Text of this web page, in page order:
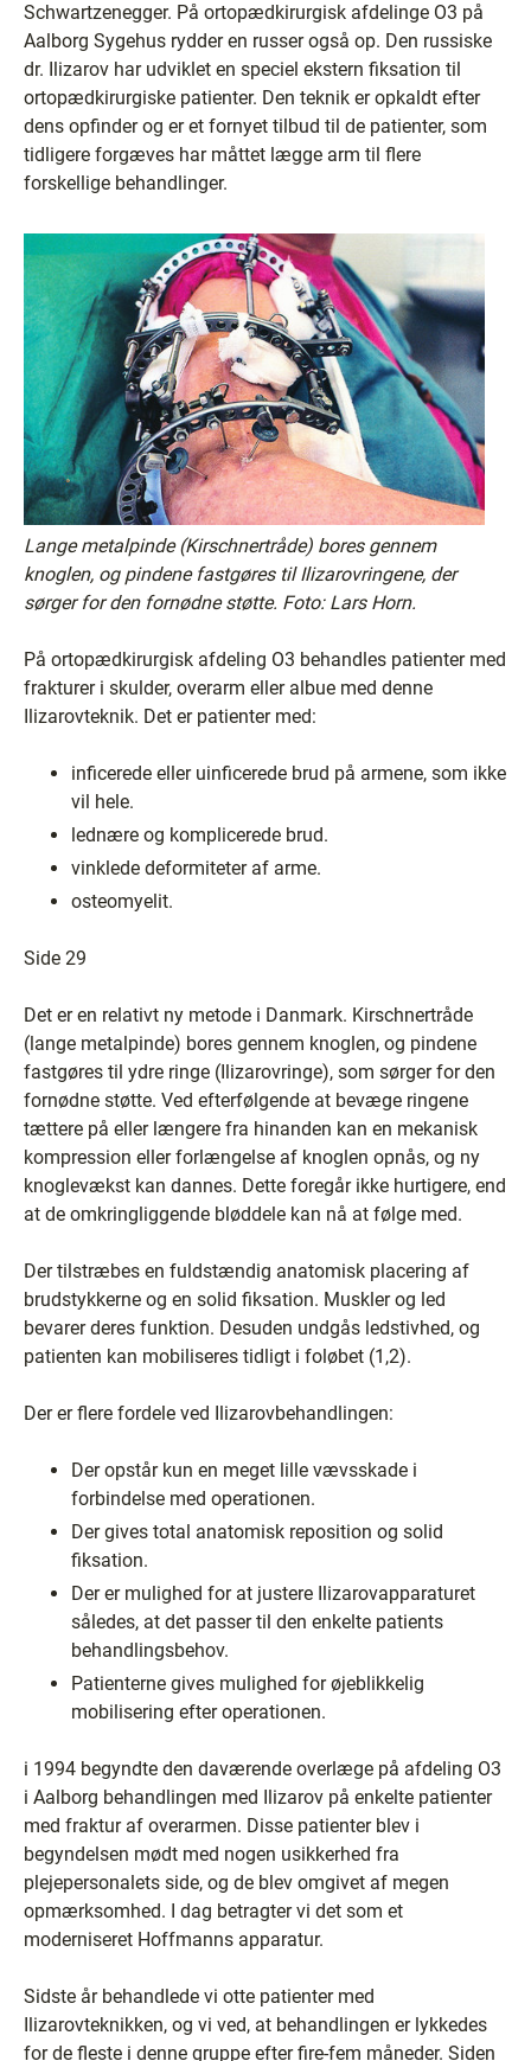
Schwartzenegger. På ortopædkirurgisk afdelinge O3 på
Aalborg Sygehus rydder en russer også op. Den russiske
dr. Ilizarov har udviklet en speciel ekstern fiksation til
ortopædkirurgiske patienter. Den teknik er opkaldt efter
dens opfinder og er et fornyet tilbud til de patienter, som
tidligere forgæves har måttet lægge arm til flere
forskellige behandlinger.
Lange metalpinde (Kirschnertråde) bores gennem
knoglen, og pindene fastgøres til Ilizarovringene, der
sørger for den fornødne støtte. Foto: Lars Horn.
På ortopædkirurgisk afdeling O3 behandles patienter med
frakturer i skulder, overarm eller albue med denne
Ilizarovteknik. Det er patienter med:
inficerede eller uinficerede brud på armene, som ikke
vil hele.
lednære og komplicerede brud.
vinklede deformiteter af arme.
osteomyelit.
Side 29
Det er en relativt ny metode i Danmark. Kirschnertråde
(lange metalpinde) bores gennem knoglen, og pindene
fastgøres til ydre ringe (Ilizarovringe), som sørger for den
fornødne støtte. Ved efterfølgende at bevæge ringene
tættere på eller længere fra hinanden kan en mekanisk
kompression eller forlængelse af knoglen opnås, og ny
knoglevækst kan dannes. Dette foregår ikke hurtigere, end
at de omkringliggende bløddele kan nå at følge med.
Der tilstræbes en fuldstændig anatomisk placering af
brudstykkerne og en solid fiksation. Muskler og led
bevarer deres funktion. Desuden undgås ledstivhed, og
patienten kan mobiliseres tidligt i foløbet (1,2).
Der er flere fordele ved Ilizarovbehandlingen:
Der opstår kun en meget lille vævsskade i
forbindelse med operationen.
Der gives total anatomisk reposition og solid
fiksation.
Der er mulighed for at justere Ilizarovapparaturet
således, at det passer til den enkelte patients
behandlingsbehov.
Patienterne gives mulighed for øjeblikkelig
mobilisering efter operationen.
i 1994 begyndte den daværende overlæge på afdeling O3
i Aalborg behandlingen med Ilizarov på enkelte patienter
med fraktur af overarmen. Disse patienter blev i
begyndelsen mødt med nogen usikkerhed fra
plejepersonalets side, og de blev omgivet af megen
opmærksomhed. I dag betragter vi det som et
moderniseret Hoffmanns apparatur.
Sidste år behandlede vi otte patienter med
Ilizarovteknikken, og vi ved, at behandlingen er lykkedes
for de fleste i denne gruppe efter fire-fem måneder. Siden